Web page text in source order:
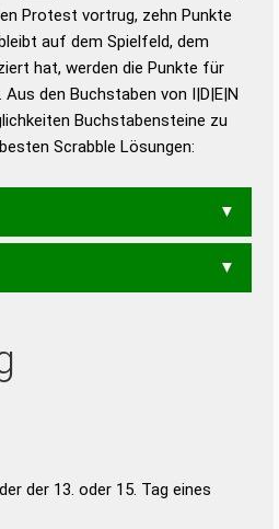
– Standardwerk in 12 Bänden
– Richtiges und gutes
– Die deutsche Grammatik
– Deutsches
Protest vortrug, zehn Punkte
auf dem Spielfeld, dem
hat, werden die Punkte für
den Buchstaben von I|D|E|N
Buchstabensteine zu
Scrabble Lösungen:
der 13. oder 15. Tag eines